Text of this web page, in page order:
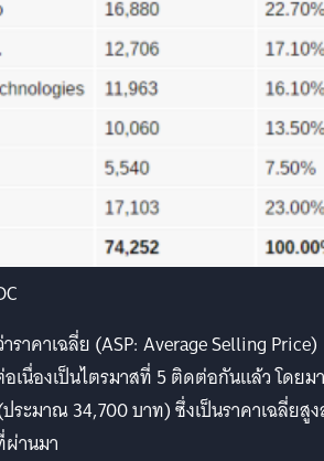
ราคาเฉลี่ย (ASP: Average Selling Price)
เนื่องเป็นไตรมาสที่ 5 ติดต่อกันแล้ว โดยมา
ระมาณ 34,700 บาท) ซึ่งเป็นราคาเฉลี่ยสู
านมา